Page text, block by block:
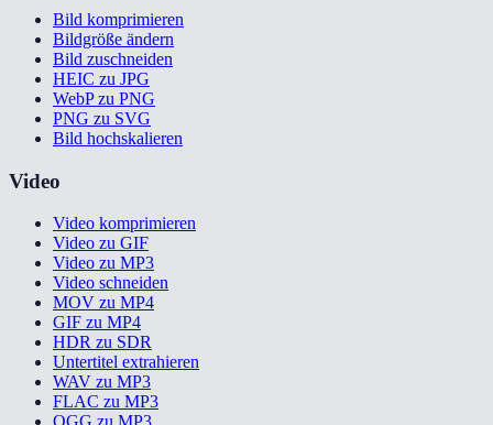
Bild komprimieren
Bildgröße ändern
Bild zuschneiden
HEIC zu JPG
WebP zu PNG
PNG zu SVG
Bild hochskalieren
Video
Video komprimieren
Video zu GIF
Video zu MP3
Video schneiden
MOV zu MP4
GIF zu MP4
HDR zu SDR
Untertitel extrahieren
WAV zu MP3
FLAC zu MP3